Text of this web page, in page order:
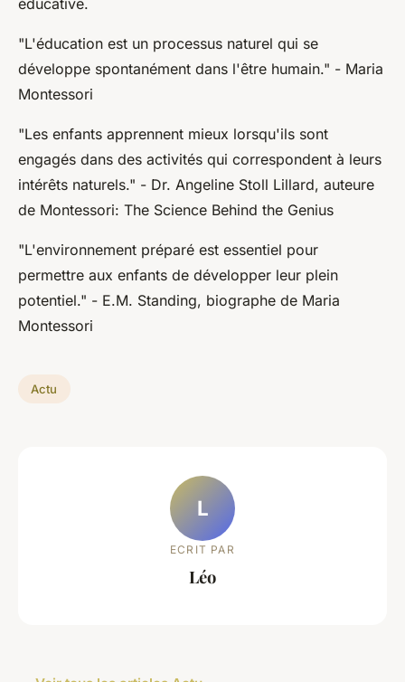
éducative.
"L'éducation est un processus naturel qui se
développe spontanément dans l'être humain." - Maria
Montessori
"Les enfants apprennent mieux lorsqu'ils sont
engagés dans des activités qui correspondent à leurs
intérêts naturels." - Dr. Angeline Stoll Lillard, auteure
de Montessori: The Science Behind the Genius
"L'environnement préparé est essentiel pour
permettre aux enfants de développer leur plein
potentiel." - E.M. Standing, biographe de Maria
Montessori
Actu
L
ECRIT PAR
Léo